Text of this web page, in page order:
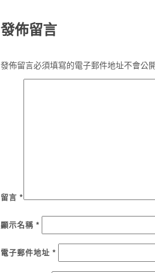
發佈留言
發佈留言必須填寫的電子郵件地址不會公
留言 *
顯示名稱 *
電子郵件地址 *